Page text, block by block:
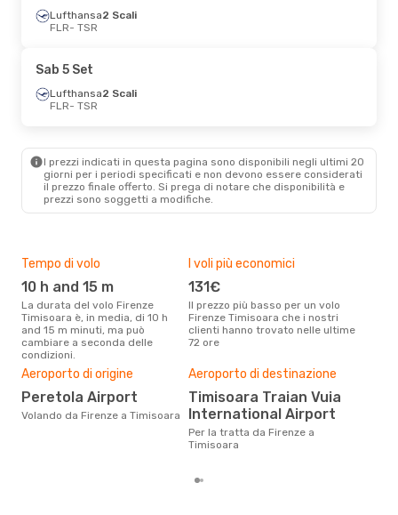
Mer 14 Ott- Sab 17 Ott
Lufthansa
TSR - FLR
- TSR
Lufthansa1 Scalo
TSR- FLR
FLR- TSR
Lufthansa
TSR- FLR
Lufthansa2 Scali
FLR- TSR
Sab 5 Set
Lufthansa2 Scali
FLR- TSR
I prezzi indicati in questa pagina sono disponibili negli ultimi 20
giorni per i periodi specificati e non devono essere considerati
il ​​prezzo finale offerto. Si prega di notare che disponibilità e
prezzi sono soggetti a modifiche.
Tempo di volo
10 h and 15 m
La durata del volo Firenze
Timisoara è, in media, di 10 h
and 15 m minuti, ma può
cambiare a seconda delle
condizioni.
I voli più economici
131€
Il prezzo più basso per un volo
Firenze Timisoara che i nostri
clienti hanno trovato nelle ultime
72 ore
Aeroporto di origine
Peretola Airport
Volando da Firenze a Timisoara
Aeroporto di destinazione
Timisoara Traian Vuia
International Airport
Per la tratta da Firenze a
Timisoara